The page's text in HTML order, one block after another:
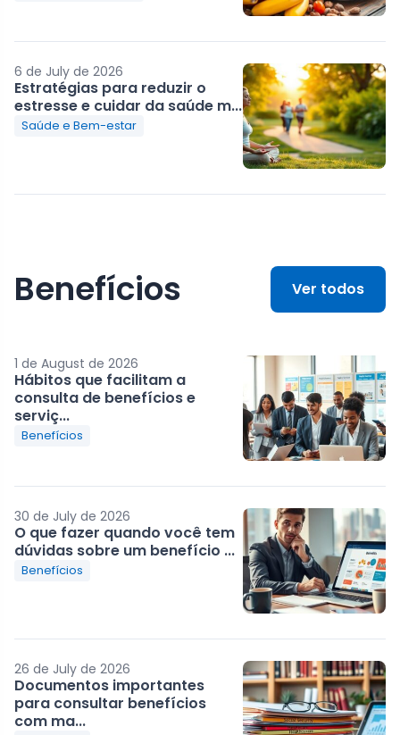
6 de July de 2026
Estratégias para reduzir o
estresse e cuidar da saúde m...
Saúde e Bem-estar
Benefícios Ver todos
1 de August de 2026
Hábitos que facilitam a
consulta de benefícios e
serviç...
Benefícios
30 de July de 2026
O que fazer quando você tem
dúvidas sobre um benefício ...
Benefícios
26 de July de 2026
Documentos importantes
para consultar benefícios
com ma...